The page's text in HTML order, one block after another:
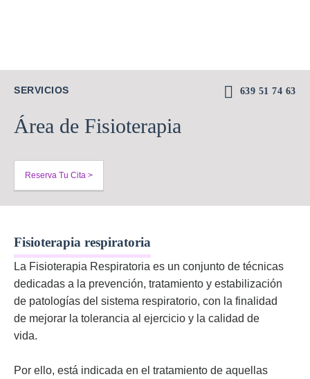
SERVICIOS 639 51 74 63
Área de Fisioterapia
Reserva Tu Cita >
Fisioterapia respiratoria
La Fisioterapia Respiratoria es un conjunto de técnicas
dedicadas a la prevención, tratamiento y estabilización
de patologí­as del sistema respiratorio, con la finalidad
de mejorar la tolerancia al ejercicio y la calidad de
vida.
Por ello, está indicada en el tratamiento de aquellas